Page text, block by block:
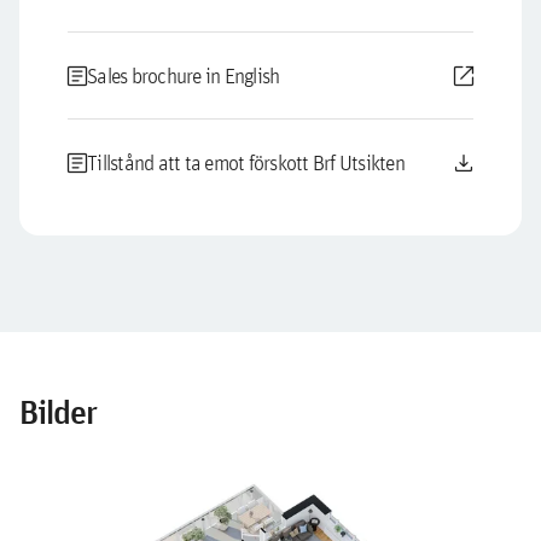
articleSales brochure in English open_in_new
articleTillstånd att ta emot förskott Brf Utsikten download
Bilder